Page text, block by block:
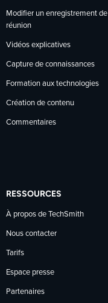
Modifier un enregistrement de
réunion
Vidéos explicatives
Capture de connaissances
Formation aux technologies
Création de contenu
Commentaires
RESSOURCES
À propos de TechSmith
Nous contacter
Tarifs
Espace presse
Partenaires